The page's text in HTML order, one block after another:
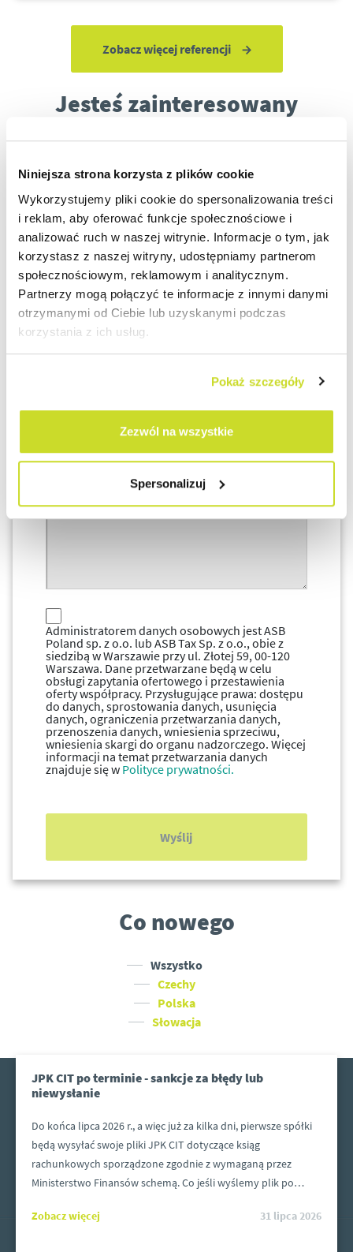
Niniejsza strona korzysta z plików cookie
Wykorzystujemy pliki cookie do spersonalizowania treści
i reklam, aby oferować funkcje społecznościowe i
analizować ruch w naszej witrynie. Informacje o tym, jak
korzystasz z naszej witryny, udostępniamy partnerom
społecznościowym, reklamowym i analitycznym.
Partnerzy mogą połączyć te informacje z innymi danymi
otrzymanymi od Ciebie lub uzyskanymi podczas
korzystania z ich usług.
Pokaż szczegóły
Zezwól na wszystkie
Spersonalizuj
Zobacz więcej referencji
Jesteś zainteresowany
Skontaktuj się z nami.
Administratorem danych osobowych jest ASB
Poland sp. z o.o. lub ASB Tax Sp. z o.o., obie z
siedzibą w Warszawie przy ul. Złotej 59, 00-120
Warszawa. Dane przetwarzane będą w celu
obsługi zapytania ofertowego i przestawienia
oferty współpracy. Przysługujące prawa: dostępu
do danych, sprostowania danych, usunięcia
danych, ograniczenia przetwarzania danych,
przenoszenia danych, wniesienia sprzeciwu,
wniesienia skargi do organu nadzorczego. Więcej
informacji na temat przetwarzania danych
znajduje się w Polityce prywatności.
Wyślij
Co nowego
Wszystko
Czechy
Polska
Słowacja
JPK CIT po terminie - sankcje za błędy lub
niewysłanie
Do końca lipca 2026 r., a więc już za kilka dni, pierwsze spółki
będą wysyłać swoje pliki JPK CIT dotyczące ksiąg
rachunkowych sporządzone zgodnie z wymaganą przez
Ministerstwo Finansów schemą. Co jeśli wyślemy plik po
Zobacz więcej
31 lipca 2026